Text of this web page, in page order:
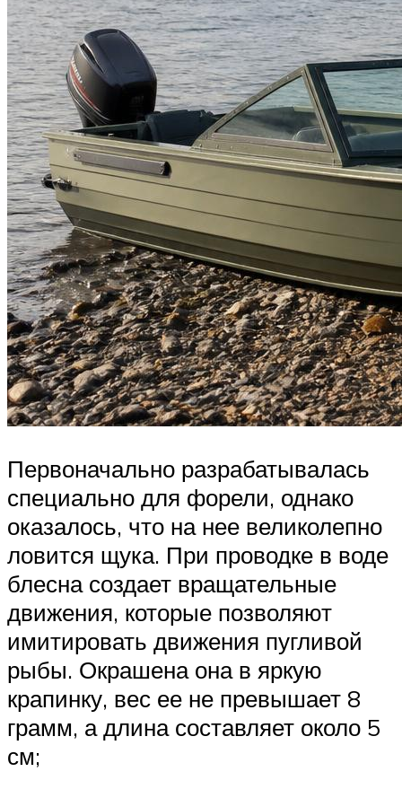
Первоначально разрабатывалась
специально для форели, однако
оказалось, что на нее великолепно
ловится щука. При проводке в воде
блесна создает вращательные
движения, которые позволяют
имитировать движения пугливой
рыбы. Окрашена она в яркую
крапинку, вес ее не превышает 8
грамм, а длина составляет около 5
см;